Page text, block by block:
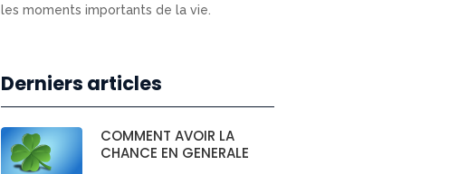
les moments importants de la vie.
Derniers articles
COMMENT AVOIR LA
CHANCE EN GENERALE